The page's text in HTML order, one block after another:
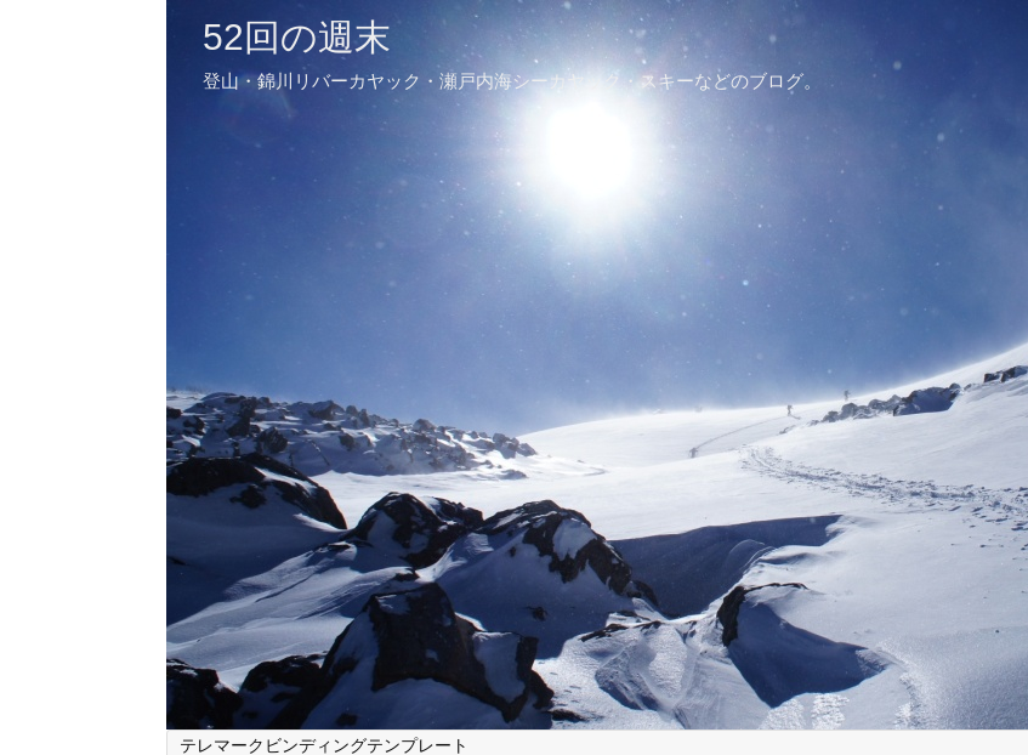
52回の週末
登山・錦川リバーカヤック・瀬戸内海シーカヤック・スキーなどのブログ。
テレマークビンディングテンプレート